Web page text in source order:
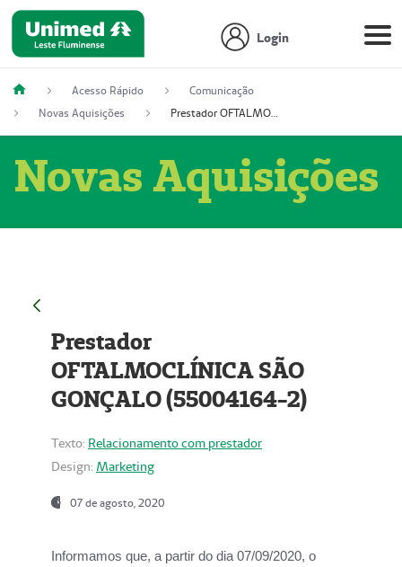
Login
Acesso Rápido
Comunicação
Novas Aquisições
Prestador OFTALMOCLÍNICA SÃO GONÇALO (55004164-2)
Novas Aquisições
Prestador
OFTALMOCLÍNICA SÃO
GONÇALO (55004164-2)
Texto: Relacionamento com prestador
Design: Marketing
07 de agosto, 2020
Informamos que, a partir do dia07/09/2020, o